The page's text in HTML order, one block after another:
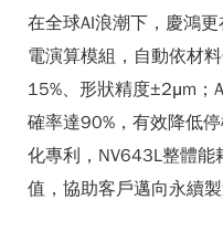
在全球AI浪潮下，慶鴻
電演算模組，自動依材
15%、形狀精度±2μm；
確率達90%，有效降低
化專利，NV643L整體能
值，協助客戶邁向永續製